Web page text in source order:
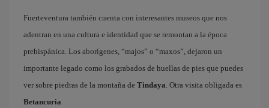
Fuerteventura también cuenta con interesantes museos que nos
adentran en una cultura e identidad que se remontan a la época
prehispánica. Los aborígenes, “majos” o “maxos”, dejaron un
importante legado como los grabados de huellas de pies que puedes
ver sobre piedras de la montaña de Tindaya. Otra visita obligada es
Betancuria